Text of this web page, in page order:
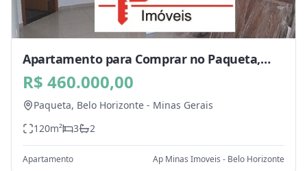
Apartamento para Comprar no Paqueta,
Belo Horizonte - MG
R$ 460.000,00
Paqueta, Belo Horizonte - Minas Gerais
120m² 3 2
Apartamento Ap Minas Imoveis - Belo Horizonte